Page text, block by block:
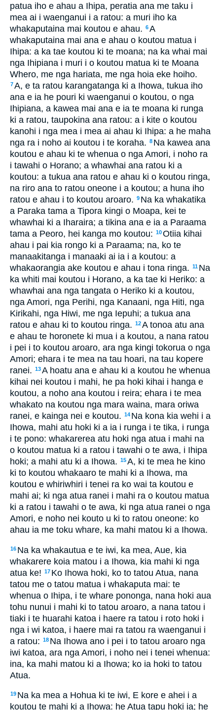
patua iho e ahau a Ihipa, peratia ana me taku i
mea ai i waenganui i a ratou: a muri iho ka
whakaputaina mai koutou e ahau. 6A
whakaputaina mai ana e ahau o koutou matua i
Ihipa: a ka tae koutou ki te moana; na ka whai mai
nga Ihipiana i muri i o koutou matua ki te Moana
Whero, me nga hariata, me nga hoia eke hoiho.
7A, e ta ratou karangatanga ki a Ihowa, tukua iho
ana e ia he pouri ki waenganui o koutou, o nga
Ihipiana, a kawea mai ana e ia te moana ki runga
ki a ratou, taupokina ana ratou: a i kite o koutou
kanohi i nga mea i mea ai ahau ki Ihipa: a he maha
nga ra i noho ai koutou i te koraha. 8 Na kawea ana
koutou e ahau ki te whenua o nga Amori, i noho ra
i tawahi o Horano; a whawhai ana ratou ki a
koutou: a tukua ana ratou e ahau ki o koutou ringa,
na riro ana to ratou oneone i a koutou; a huna iho
ratou e ahau i to koutou aroaro. 9 Na ka whakatika
a Paraka tama a Tipora kingi o Moapa, kei te
whawhai ki a Iharaira; a tikina ana e ia a Paraama
tama a Peoro, hei kanga mo koutou: 10Otiia kihai
ahau i pai kia rongo ki a Paraama; na, ko te
manaakitanga i manaaki ai ia i a koutou: a
whakaorangia ake koutou e ahau i tona ringa. 11 Na
ka whiti mai koutou i Horano, a ka tae ki Heriko: a
whawhai ana nga tangata o Heriko ki a koutou,
nga Amori, nga Perihi, nga Kanaani, nga Hiti, nga
Kirikahi, nga Hiwi, me nga Iepuhi; a tukua ana
ratou e ahau ki to koutou ringa. 12A tonoa atu ana
e ahau te horonete ki mua i a koutou, a nana ratou
i pei i to koutou aroaro, ara nga kingi tokorua o nga
Amori; ehara i te mea na tau hoari, na tau kopere
ranei. 13A hoatu ana e ahau ki a koutou he whenua
kihai nei koutou i mahi, he pa hoki kihai i hanga e
koutou, a noho ana koutou i reira; ehara i te mea
whakato na koutou nga mara waina, mara oriwa
ranei, e kainga nei e koutou. 14 Na kona kia wehi i a
Ihowa, mahi atu hoki ki a ia i runga i te tika, i runga
i te pono: whakarerea atu hoki nga atua i mahi na
o koutou matua ki a ratou i tawahi o te awa, i Ihipa
hoki; a mahi atu ki a Ihowa. 15A, ki te mea he kino
ki to koutou whakaaro te mahi ki a Ihowa, ma
koutou e whiriwhiri i tenei ra ko wai ta koutou e
mahi ai; ki nga atua ranei i mahi ra o koutou matua
ki a ratou i tawahi o te awa, ki nga atua ranei o nga
Amori, e noho nei kouto u ki to ratou oneone: ko
ahau ia me toku whare, ka mahi matou ki a Ihowa.
16 Na ka whakautua e te iwi, ka mea, Aue, kia
whakarere koia matou i a Ihowa, kia mahi ki nga
atua ke! 17 Ko Ihowa hoki, ko to tatou Atua, nana
tatou me o tatou matua i whakaputa mai: te
whenua o Ihipa, i te whare pononga, nana hoki aua
tohu nunui i mahi ki to tatou aroaro, a nana tatou i
tiaki i te huarahi katoa i haere ra tatou i roto hoki i
nga i wi katoa, i haere mai ra tatou ra waenganui i
a ratou: 18 Na Ihowa ano i pei i to tatou aroaro nga
iwi katoa, ara nga Amori, i noho nei i tenei whenua:
ina, ka mahi matou ki a Ihowa; ko ia hoki to tatou
Atua.
19 Na ka mea a Hohua ki te iwi, E kore e ahei i a
koutou te mahi ki a Ihowa: he Atua tapu hoki ia; he